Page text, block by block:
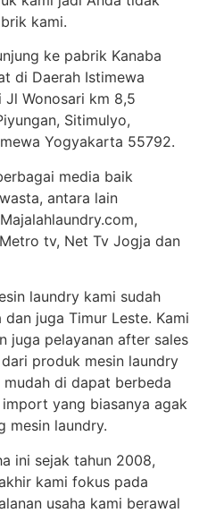
kami.
ke pabrik Kanaba
di Daerah Istimewa
Wonosari km 8,5
Sitimulyo,
Yogyakarta 55792.
media baik
antara lain
tv, Net Tv Jogja dan
laundry kami sudah
juga Timur Leste. Kami
juga pelayanan after sales
produk mesin laundry
di dapat berbeda
yang biasanya agak
mesin laundry.
ini sejak tahun 2008,
kami fokus pada
usaha kami berawal